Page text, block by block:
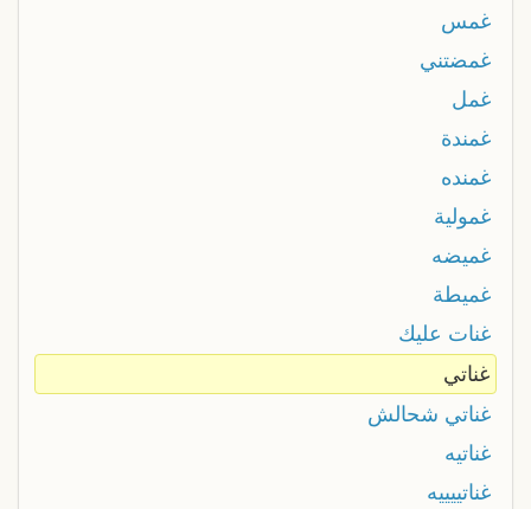
غمس
غمضتني
غمل
غمندة
غمنده
غمولية
غميضه
غميطة
غنات عليك
غناتي
غناتي شحالش
غناتيه
غناتييييه